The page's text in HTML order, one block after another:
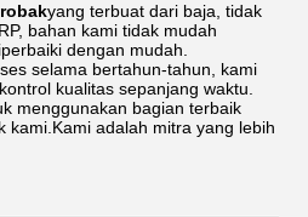
yang terbuat dari baja, tidak
bahan kami tidak mudah
dengan mudah.
selama bertahun-tahun, kami
kualitas sepanjang waktu.
menggunakan bagian terbaik
kami.Kami adalah mitra yang lebih